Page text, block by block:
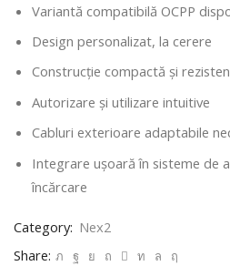
Variantă compatibilă OCPP
Design personalizat, la cerere
Construcție compactă și
Autorizare și utilizare intuitive
Cabluri exterioare adaptabile
Integrare ușoară în sisteme de
încărcare
Category: Nex2
Share: